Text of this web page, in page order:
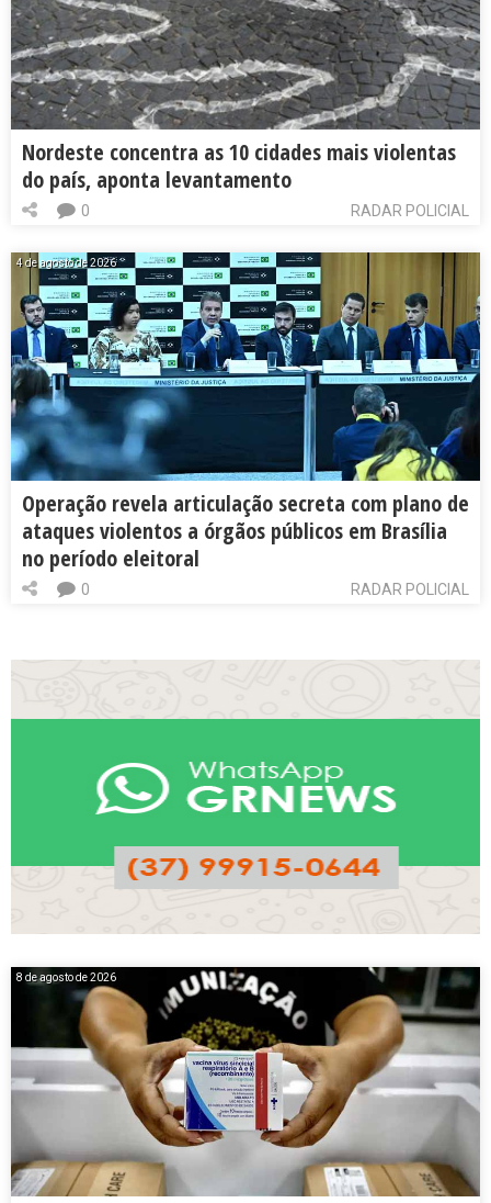
Nordeste concentra as 10 cidades mais violentas
do país, aponta levantamento
RADAR POLICIAL
0
4 de agosto de 2026
Operação revela articulação secreta com plano de
ataques violentos a órgãos públicos em Brasília
no período eleitoral
RADAR POLICIAL
0
8 de agosto de 2026